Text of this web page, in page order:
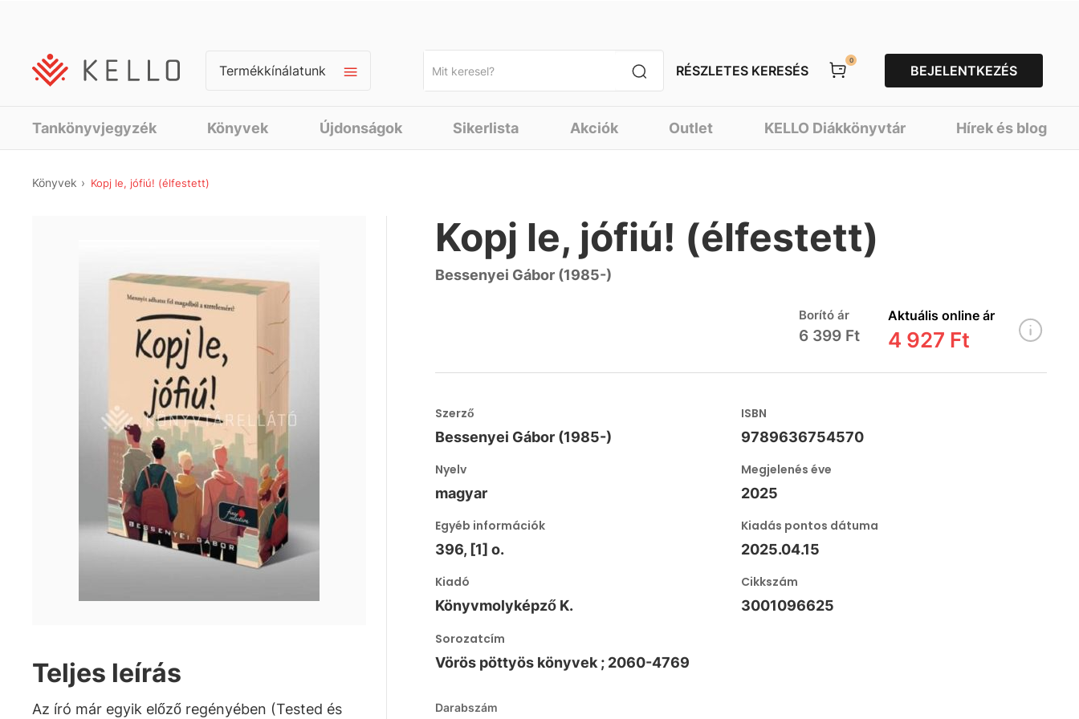
Termékkínálatunk RÉSZLETES KERESÉS
0
BEJELENTKEZÉS
Tankönyvjegyzék Könyvek Újdonságok Sikerlista Akciók Outlet KELLO Diákkönyvtár Hírek és blog
Könyvek Kopj le, jófiú! (élfestett)
Teljes leírás
Az író már egyik előző regényében (Tested és
Kopj le, jófiú! (élfestett)
Bessenyei Gábor (1985-)
Borító ár
6 399 Ft
Aktuális online ár
4 927 Ft
Szerző
Bessenyei Gábor (1985-)
ISBN
9789636754570
Nyelv
magyar
Megjelenés éve
2025
Egyéb információk
396, [1] o.
Kiadás pontos dátuma
2025.04.15
Kiadó
Könyvmolyképző K.
Cikkszám
3001096625
Sorozatcím
Vörös pöttyös könyvek ; 2060-4769
Darabszám